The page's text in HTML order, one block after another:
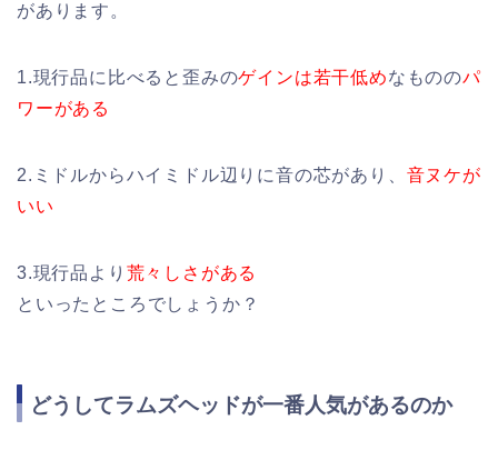
があります。
1.現行品に比べると歪みのゲインは若干低めなもののパ
ワーがある
2.ミドルからハイミドル辺りに音の芯があり、 音ヌケが
いい
3.現行品より 荒々しさがある
といったところでしょうか？
どうしてラムズヘッドが一番人気があるのか